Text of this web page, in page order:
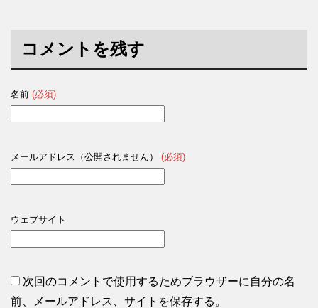
コメントを残す
名前 (必須)
メールアドレス（公開されません） (必須)
ウェブサイト
次回のコメントで使用するためブラウザーに自分の名
前、メールアドレス、サイトを保存する。